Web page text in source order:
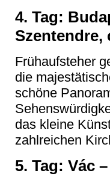
4. Tag:
Szentendre,
Frühaufsteher
die
schöne
das kleine
zahlreichen
5. Tag: Vác